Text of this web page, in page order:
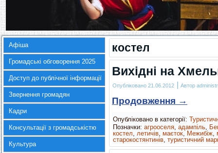
Афіша
Громадські обговорення 2025
Доступ до публічної інформації
Звернення громадян
Кадри
Консультації з громадськістю
Культура
костел
Вихідні на
Опубліковано 21.06.2012 | Автор
Продовження →
Опубліковано в категорії:
Позначки: агрооселя, адампіль,
костел, летичів, маєток, Межибіж,
старокостянтинів, туристичний